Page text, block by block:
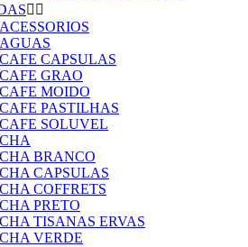
 
ACESSORIOS
AGUAS
CAFE CAPSULAS
CAFE GRAO
CAFE MOIDO
CAFE PASTILHAS
CAFE SOLUVEL
CHA
CHA BRANCO
CHA CAPSULAS
CHA COFFRETS
CHA PRETO
CHA TISANAS ERVAS
CHA VERDE